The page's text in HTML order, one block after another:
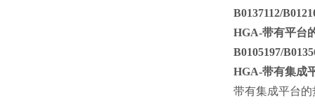
B0137112/
HGA-带有平台
B0105197/
HGA-带有集
带有集成平台